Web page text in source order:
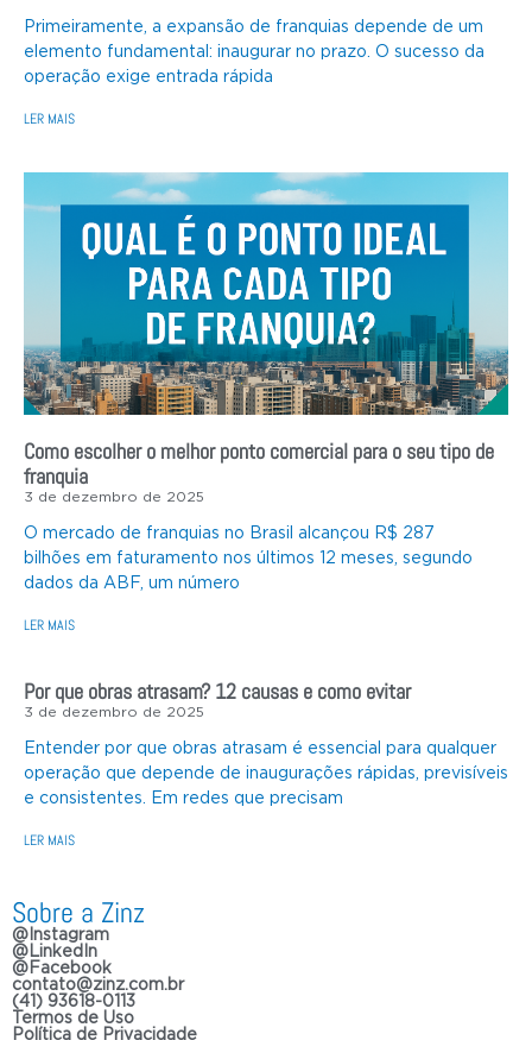
Primeiramente, a expansão de franquias depende de um
elemento fundamental: inaugurar no prazo. O sucesso da
operação exige entrada rápida
LER MAIS
Como escolher o melhor ponto comercial para o seu tipo de
franquia
3 de dezembro de 2025
O mercado de franquias no Brasil alcançou R$ 287
bilhões em faturamento nos últimos 12 meses, segundo
dados da ABF, um número
LER MAIS
Por que obras atrasam? 12 causas e como evitar
3 de dezembro de 2025
Entender por que obras atrasam é essencial para qualquer
operação que depende de inaugurações rápidas, previsíveis
e consistentes. Em redes que precisam
LER MAIS
Sobre a Zinz
@Instagram
@LinkedIn
@Facebook
contato@zinz.com.br
(41) 93618-0113
Termos de Uso
Política de Privacidade